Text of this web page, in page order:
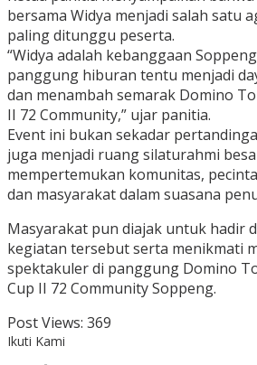
bersama Widya menjadi salah satu
paling ditunggu peserta.
“Widya adalah kebanggaan
panggung hiburan tentu menjadi
dan menambah semarak Domino
II 72 Community,” ujar panitia.
Event ini bukan sekadar
juga menjadi ruang silaturahmi
mempertemukan komunitas,
dan masyarakat dalam suasana
Masyarakat pun diajak untuk hadir
kegiatan tersebut serta menikmati
spektakuler di panggung Domino
Cup II 72 Community Soppeng.
Post Views: 369
Ikuti Kami